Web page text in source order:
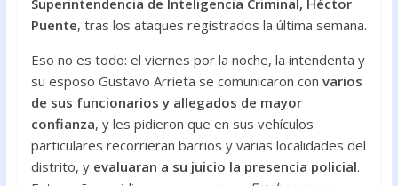
Superintendencia de Inteligencia Criminal, Héctor
Puente, tras los ataques registrados la última semana.
Eso no es todo: el viernes por la noche, la intendenta y
su esposo Gustavo Arrieta se comunicaron con varios
de sus funcionarios y allegados de mayor
confianza, y les pidieron que en sus vehículos
particulares recorrieran barrios y varias localidades del
distrito, y evaluaran a su juicio la presencia policial.